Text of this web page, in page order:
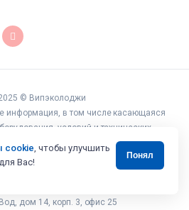
© Випэколоджи
информация, в том числе касающаяся
условий и технических
на складе, стоимости товаров и
характер и ни при каких условиях не
определяемой положениями статьи 437
дом 14, корп. 3, офис 25
cookie, чтобы улучшить
Вас!
Понял